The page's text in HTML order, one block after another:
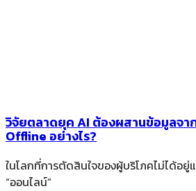
วิจัยตลาดยุค AI ต้องผสานข้อมูลจา
Offline อย่างไร?
ในโลกที่การตัดสินใจของผู้บริโภคไม่ได้อยู่
“ออนไลน์”